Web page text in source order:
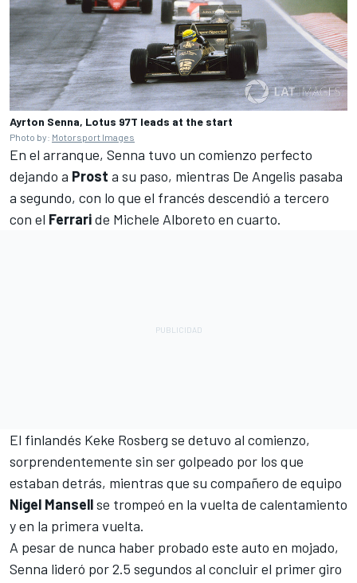
Ayrton Senna, Lotus 97T leads at the start
Photo by: Motorsport Images
En el arranque, Senna tuvo un comienzo perfecto
dejando a Prost a su paso, mientras De Angelis pasaba
a segundo, con lo que el francés descendió a tercero
con el Ferraride Michele Alboreto en cuarto.
El finlandés Keke Rosberg se detuvo al comienzo,
sorprendentemente sin ser golpeado por los que
estaban detrás, mientras que su compañero de equipo
Nigel Mansellse trompeó en la vuelta de calentamiento
y en la primera vuelta.
A pesar de nunca haber probado este auto en mojado,
Senna lideró por 2.5 segundos al concluir el primer giro